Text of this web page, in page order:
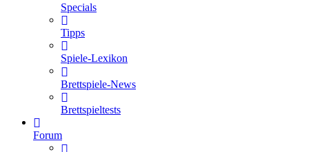
Specials
Tipps
Spiele-Lexikon
Brettspiele-News
Brettspieltests
Forum